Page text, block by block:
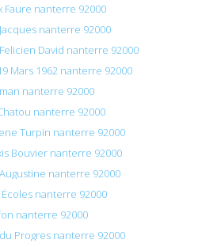
Faure nanterre 92000
nanterre 92000
David nanterre 92000
Mars 1962 nanterre 92000
nanterre 92000
nanterre 92000
Turpin nanterre 92000
Bouvier nanterre 92000
nanterre 92000
nanterre 92000
nanterre 92000
Progres nanterre 92000